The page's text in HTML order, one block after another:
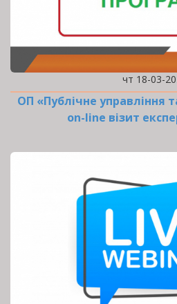
чт 18-03-
ОП «Публічне управління
оn-line візит